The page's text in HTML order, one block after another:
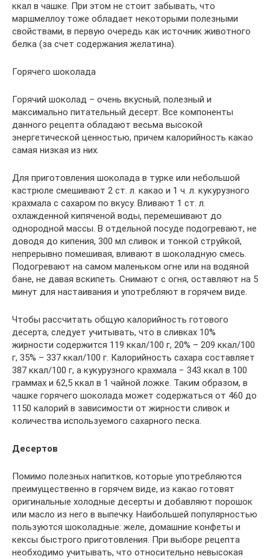
ккал в чашке. При этом не стоит забывать, что
маршмеллоу тоже обладает некоторыми полезными
свойствами, в первую очередь как источник животного
белка (за счет содержания желатина).
Горячего шоколада
Горячий шоколад – очень вкусный, полезный и
максимально питательный десерт. Все компоненты
данного рецепта обладают весьма высокой
энергетической ценностью, причем калорийность какао
самая низкая из них.
Для приготовления шоколада в турке или небольшой
кастрюле смешивают 2 ст. л. какао и 1 ч. л. кукурузного
крахмала с сахаром по вкусу. Вливают 1 ст. л.
охлажденной кипяченой воды, перемешивают до
однородной массы. В отдельной посуде подогревают, не
доводя до кипения, 300 мл сливок и тонкой струйкой,
непрерывно помешивая, вливают в шоколадную смесь.
Подогревают на самом маленьком огне или на водяной
бане, не давая вскипеть. Снимают с огня, оставляют на 5
минут для настаивания и употребляют в горячем виде.
Чтобы рассчитать общую калорийность готового
десерта, следует учитывать, что в сливках 10%
жирности содержится 119 ккал/100 г, 20% – 209 ккал/100
г, 35% – 337 ккал/100 г. Калорийность сахара составляет
387 ккал/100 г, а кукурузного крахмала − 343 ккал в 100
граммах и 62,5 ккал в 1 чайной ложке. Таким образом, в
чашке горячего шоколада может содержаться от 460 до
1150 калорий в зависимости от жирности сливок и
количества используемого сахарного песка.
Десертов
Помимо полезных напитков, которые употребляются
преимущественно в горячем виде, из какао готовят
оригинальные холодные десерты и добавляют порошок
или масло из него в выпечку. Наибольшей популярностью
пользуются шоколадные: желе, домашние конфеты и
кексы быстрого приготовления. При выборе рецепта
необходимо учитывать, что относительно невысокая